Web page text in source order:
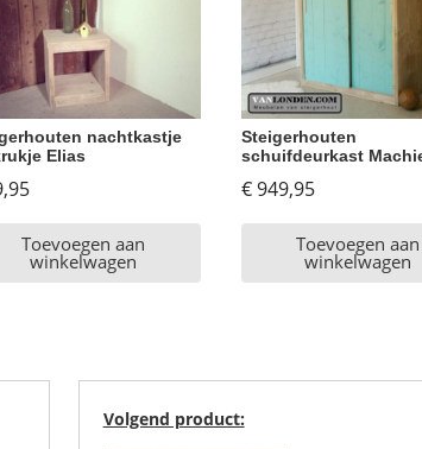
nachtkastje
Elias
Toevoegen aan
winkelwagen
Steigerhouten
schuifdeurkast
€949,95
Toevoegen aan
winkelwagen
Volgend product: